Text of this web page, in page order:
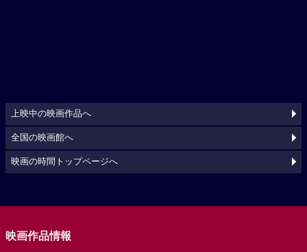
上映中の映画作品へ
全国の映画館へ
映画の時間トップページへ
映画作品情報